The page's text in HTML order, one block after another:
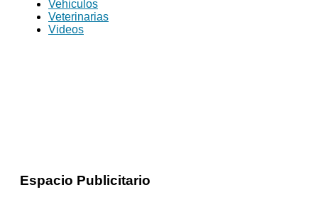
Vehiculos
Veterinarias
Videos
Espacio Publicitario